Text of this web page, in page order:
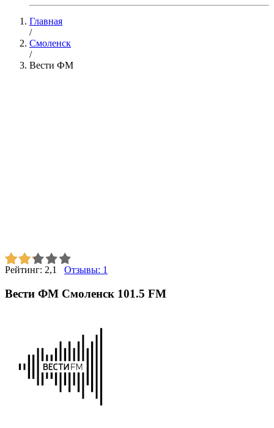
Главная
/
Смоленск
/
Вести ФМ
Рейтинг: 2,1 Отзывы: 1
Вести ФМ Смоленск 101.5 FM